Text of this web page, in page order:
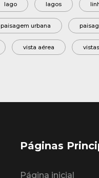
lago lagos
paisagem urbana
vista aérea
Páginas
Página inicial